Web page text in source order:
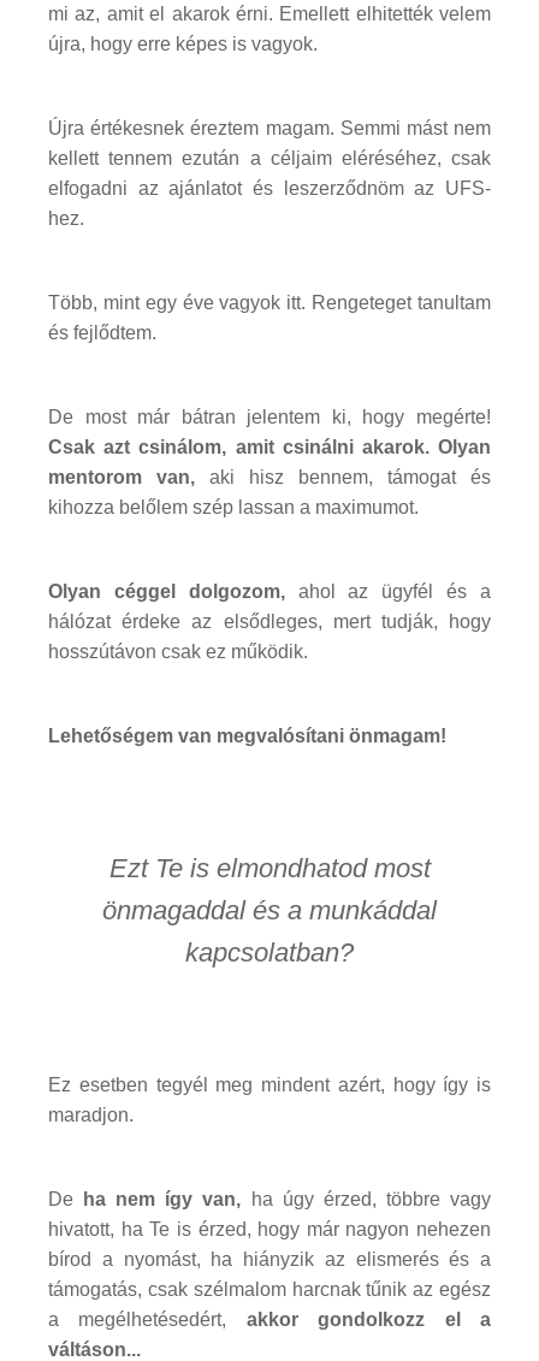
mi az, amit el akarok érni. Emellett elhitették velem
újra, hogy erre képes is vagyok.
Újra értékesnek éreztem magam. Semmi mást nem
kellett tennem ezután a céljaim eléréséhez, csak
elfogadni az ajánlatot és leszerződnöm az UFS-
hez.
Több, mint egy éve vagyok itt. Rengeteget tanultam
és fejlődtem.
De most már bátran jelentem ki, hogy megérte!
Csak azt csinálom, amit csinálni akarok. Olyan
mentorom van, aki hisz bennem, támogat és
kihozza belőlem szép lassan a maximumot.
Olyan céggel dolgozom,ahol az ügyfél és a
hálózat érdeke az elsődleges, mert tudják, hogy
hosszútávon csak ez működik.
Lehetőségem van megvalósítani önmagam!
Ezt Te is elmondhatod most
önmagaddal és a munkáddal
kapcsolatban?
Ez esetben tegyél meg mindent azért, hogy így is
maradjon.
De ha nem így van, ha úgy érzed, többre vagy
hivatott, ha Te is érzed, hogy már nagyon nehezen
bírod a nyomást, ha hiányzik az elismerés és a
támogatás, csak szélmalom harcnak tűnik az egész
a megélhetésedért, akkor gondolkozz el a
váltáson...